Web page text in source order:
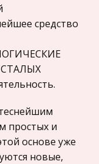
предприятия,
и валютно-
а также
своих
Чтобы
Речь,
столько о
человек.
средство
простых и
основе уже
новые,